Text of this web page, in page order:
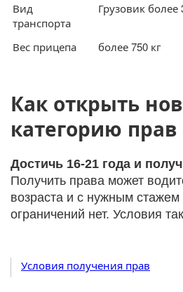
Вид
транспорта
Грузовик более
Вес прицепа более 750 кг
Как открыть
категорию прав
Достичь 16-21 года и
Получить права может
возраста и с нужным
ограничений нет. Условия
Условия получения прав